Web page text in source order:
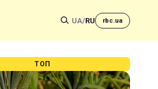
UA/RU rbc.ua
ТОП